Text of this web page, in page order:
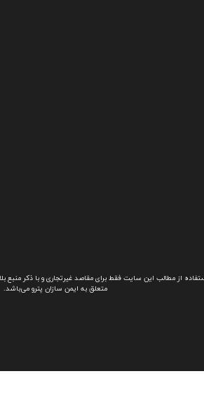
از مطالب این سایت فقط برای مقاصد غیرتجاری و با ذکر منبع
متعلق به ایمن سازان پترو می‌باشد.